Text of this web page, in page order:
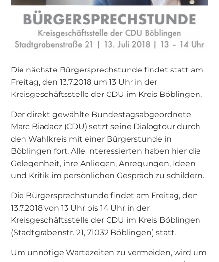
Die nächste Bürgersprechstunde findet statt am
Freitag, den 13.7.2018 um 13 Uhr in der
Kreisgeschäftsstelle der CDU im Kreis Böblingen.
Der direkt gewählte Bundestagsabgeordnete
Marc Biadacz (CDU) setzt seine Dialogtour durch
den Wahlkreis mit einer Bürgerstunde in
Böblingen fort. Alle Interessierten haben hier die
Gelegenheit, ihre Anliegen, Anregungen, Ideen
und Kritik im persönlichen Gespräch zu schildern.
Die Bürgersprechstunde findet am Freitag, den
13.7.2018 von 13 Uhr bis 14 Uhr in der
Kreisgeschäftsstelle der CDU im Kreis Böblingen
(Stadtgrabenstr. 21, 71032 Böblingen) statt.
Um unnötige Wartezeiten zu vermeiden, wird um